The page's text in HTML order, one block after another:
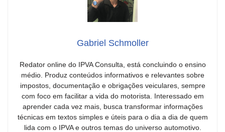
Gabriel Schmoller
Redator online do IPVA Consulta, está concluindo o ensino
médio. Produz conteúdos informativos e relevantes sobre
impostos, documentação e obrigações veiculares, sempre
com foco em facilitar a vida do motorista. Interessado em
aprender cada vez mais, busca transformar informações
técnicas em textos simples e úteis para o dia a dia de quem
lida com o IPVA e outros temas do universo automotivo.